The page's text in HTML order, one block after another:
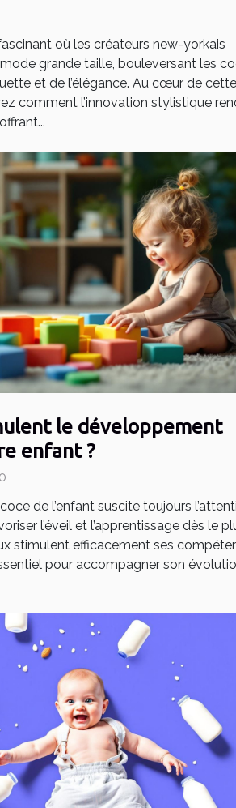
où les créateurs new-yorkais
grande taille, bouleversant les
et de l’élégance. Au cœur de cette
comment l’innovation stylistique
le développement
enfant ?
de l’enfant suscite toujours
l’éveil et l’apprentissage dès le
stimulent efficacement ses
pour accompagner son